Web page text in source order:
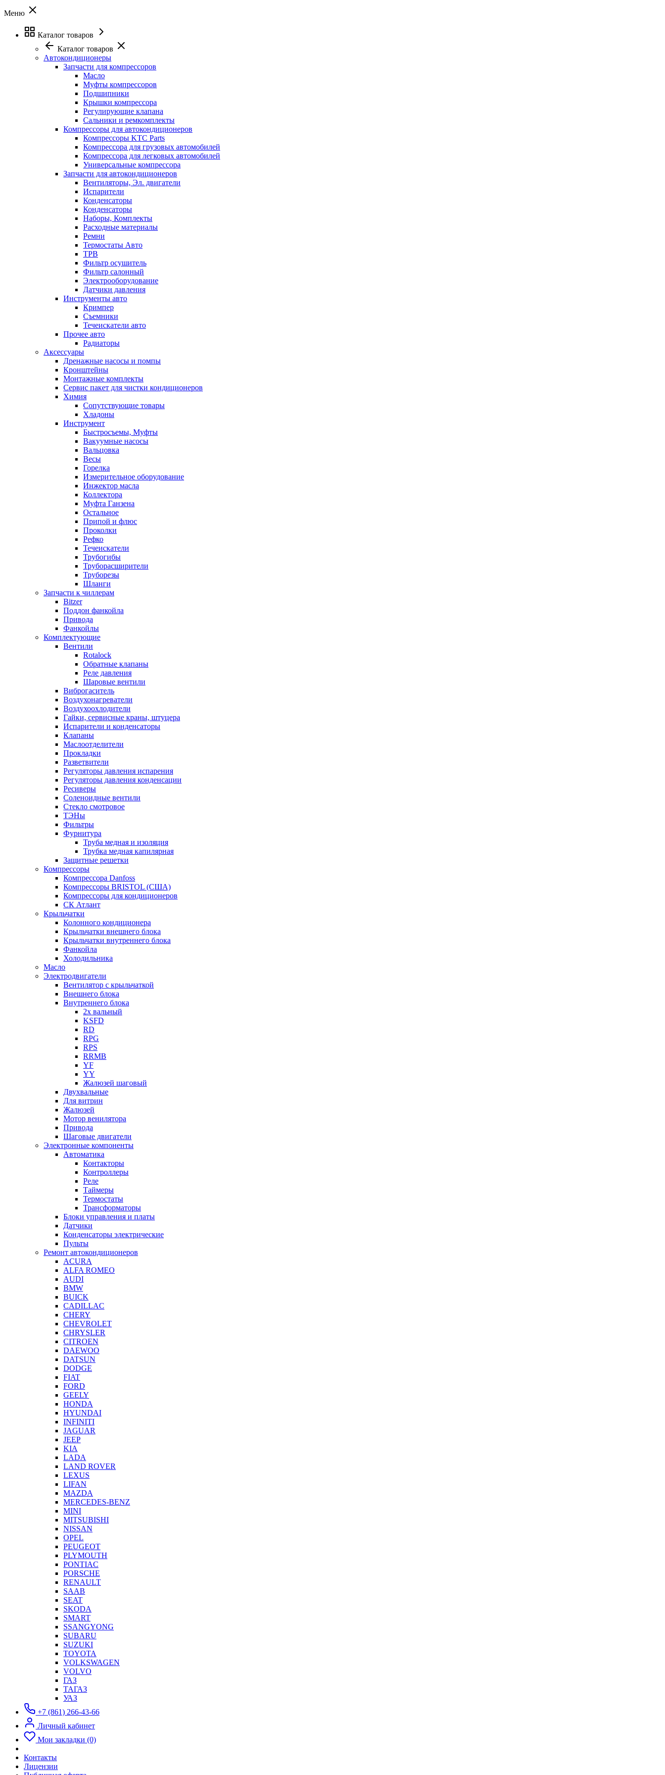
Меню
Каталог товаров
Каталог товаров
Автокондиционеры
Запчасти для компрессоров
Масло
Муфты компрессоров
Подшипники
Крышки компрессора
Регулирующие клапана
Сальники и ремкомплекты
Компрессоры для автокондиционеров
Компрессоры KTC Parts
Компрессора для грузовых автомобилей
Компрессора для легковых автомобилей
Универсальные компрессора
Запчасти для автокондиционеров
Вентиляторы, Эл. двигатели
Испарители
Конденсаторы
Конденсаторы
Наборы, Комплекты
Расходные материалы
Ремни
Термостаты Авто
ТРВ
Фильтр осушитель
Фильтр салонный
Электрооборудование
Датчики давления
Инструменты авто
Кримпер
Съемники
Течеискатели авто
Прочее авто
Радиаторы
Аксессуары
Дренажные насосы и помпы
Кронштейны
Монтажные комплекты
Сервис пакет для чистки кондиционеров
Химия
Сопутствующие товары
Хладоны
Инструмент
Быстросъемы, Муфты
Вакуумные насосы
Вальцовка
Весы
Горелка
Измерительное оборудование
Инжектор масла
Коллектора
Муфта Ганзена
Остальное
Припой и флюс
Проколки
Рефко
Течеискатели
Трубогибы
Труборасширители
Труборезы
Шланги
Запчасти к чиллерам
Bitzer
Поддон фанкойла
Привода
Фанкойлы
Комплектующие
Вентили
Rotalock
Обратные клапаны
Реле давления
Шаровые вентили
Виброгаситель
Воздухонагреватели
Воздухоохлодители
Гайки, сервисные краны, штуцера
Испарители и конденсаторы
Клапаны
Маслоотделители
Прокладки
Разветвители
Регуляторы давления испарения
Регуляторы давления конденсации
Ресиверы
Соленоидные вентили
Стекло смотровое
ТЭНы
Фильтры
Фурнитура
Труба медная и изоляция
Трубка медная капилярная
Защитные решетки
Компрессоры
Компрессора Danfoss
Компрессоры BRISTOL (США)
Компрессоры для кондиционеров
СК Атлант
Крыльчатки
Колонного кондиционера
Крыльчатки внешнего блока
Крыльчатки внутреннего блока
Фанкойла
Холодильника
Масло
Электродвигатели
Вентилятор с крыльчаткой
Внешнего блока
Внутреннего блока
2х вальный
KSFD
RD
RPG
RPS
RRMB
YF
YY
Жалюзей шаговый
Двухвальные
Для витрин
Жалюзей
Мотор венилятора
Привода
Шаговые двигатели
Электронные компоненты
Автоматика
Контакторы
Контроллеры
Реле
Таймеры
Термостаты
Трансформаторы
Блоки управления и платы
Датчики
Конденсаторы электрические
Пульты
Ремонт автокондиционеров
ACURA
ALFA ROMEO
AUDI
BMW
BUICK
CADILLAC
CHERY
CHEVROLET
CHRYSLER
CITROEN
DAEWOO
DATSUN
DODGE
FIAT
FORD
GEELY
HONDA
HYUNDAI
INFINITI
JAGUAR
JEEP
KIA
LADA
LAND ROVER
LEXUS
LIFAN
MAZDA
MERCEDES-BENZ
MINI
MITSUBISHI
NISSAN
OPEL
PEUGEOT
PLYMOUTH
PONTIAC
PORSCHE
RENAULT
SAAB
SEAT
SKODA
SMART
SSANGYONG
SUBARU
SUZUKI
TOYOTA
VOLKSWAGEN
VOLVO
ГАЗ
ТАГАЗ
УАЗ
+7 (861) 266-43-66
Личный кабинет
Мои закладки (0)
Контакты
Лицензии